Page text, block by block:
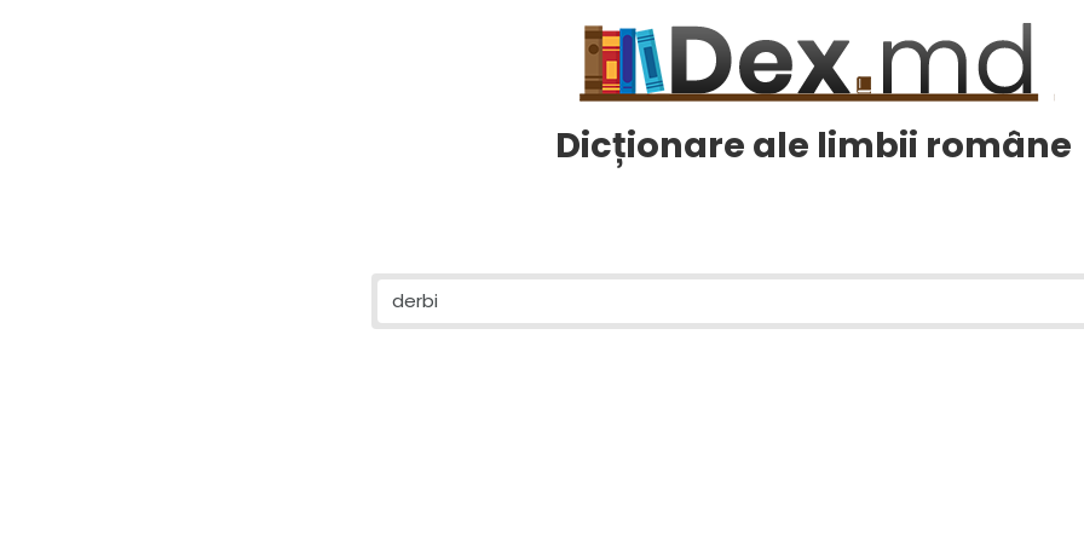
Dicționare ale limbii române